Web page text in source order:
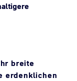
breite
erdenklichen